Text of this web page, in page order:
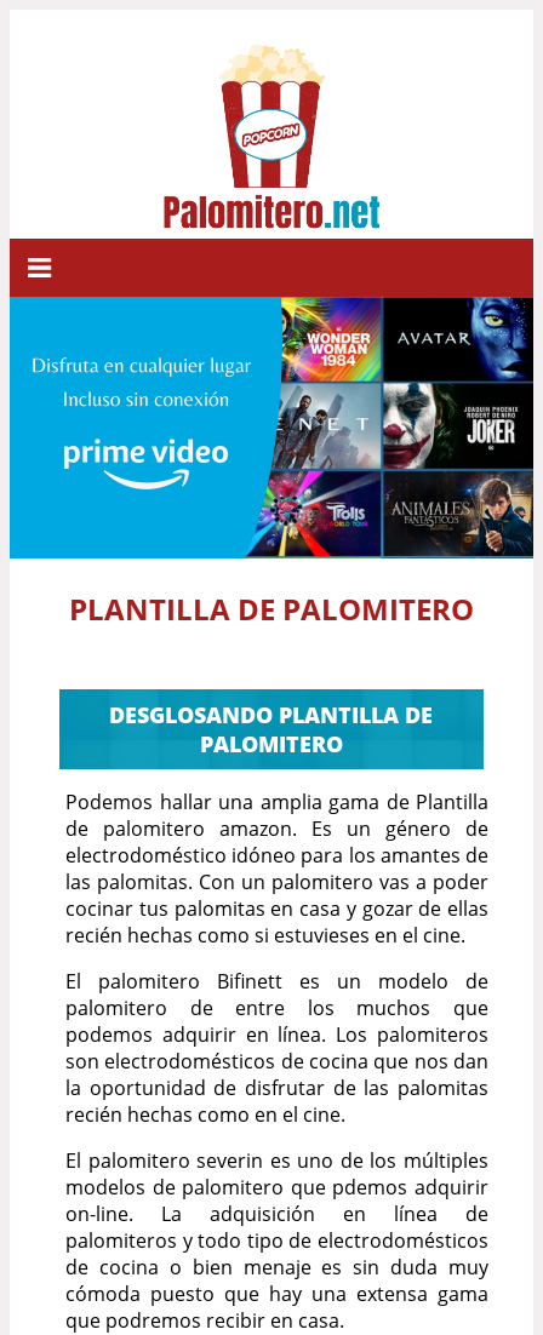
PLANTILLA DE PALOMITERO
DESGLOSANDO PLANTILLA DE
PALOMITERO
Podemos hallar una amplia gama de Plantilla
de palomitero amazon. Es un género de
electrodoméstico idóneo para los amantes de
las palomitas. Con un palomitero vas a poder
cocinar tus palomitas en casa y gozar de ellas
recién hechas como si estuvieses en el cine.
El palomitero Bifinett es un modelo de
palomitero de entre los muchos que
podemos adquirir en línea. Los palomiteros
son electrodomésticos de cocina que nos dan
la oportunidad de disfrutar de las palomitas
recién hechas como en el cine.
El palomitero severin es uno de los múltiples
modelos de palomitero que pdemos adquirir
on-line. La adquisición en línea de
palomiteros y todo tipo de electrodomésticos
de cocina o bien menaje es sin duda muy
cómoda puesto que hay una extensa gama
que podremos recibir en casa.